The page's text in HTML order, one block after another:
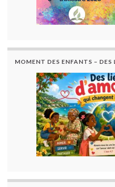
MOMENT DES ENFANTS – DES